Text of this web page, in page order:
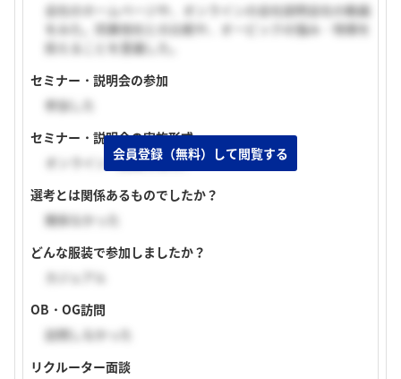
会社のホームページや、オンラインの会社説明会社の動画
をみた。同業他社との比較や、オービックの強み・特徴を
抑えることを意識した。
セミナー・説明会の参加
参加した
セミナー・説明会の実施形式
オンライン（顔出し無し）
選考とは関係あるものでしたか？
関係なかった
どんな服装で参加しましたか？
カジュアル
OB・OG訪問
訪問しなかった
リクルーター面談
会員登録（無料）して閲覧する